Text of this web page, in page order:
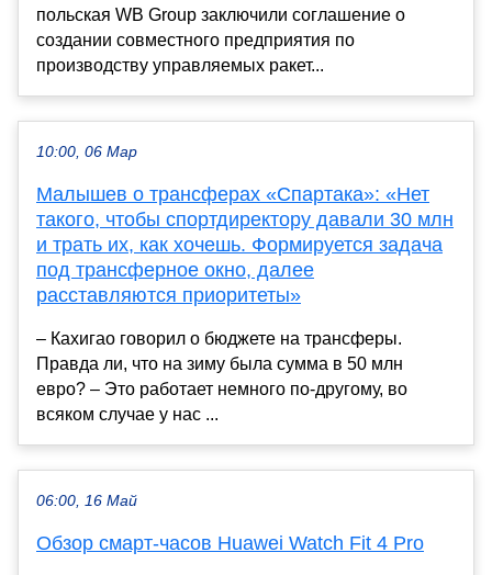
польская WB Group заключили соглашение о
создании совместного предприятия по
производству управляемых ракет...
10:00, 06 Мар
Малышев о трансферах «Спартака»: «Нет
такого, чтобы спортдиректору давали 30 млн
и трать их, как хочешь. Формируется задача
под трансферное окно, далее
расставляются приоритеты»
– Кахигао говорил о бюджете на трансферы.
Правда ли, что на зиму была сумма в 50 млн
евро? – Это работает немного по-другому, во
всяком случае у нас ...
06:00, 16 Май
Обзор смарт-часов Huawei Watch Fit 4 Pro